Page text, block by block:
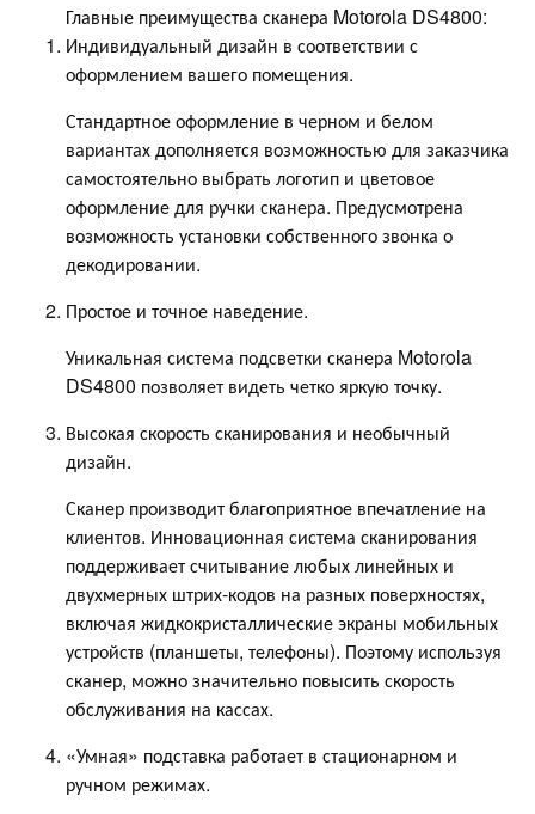
Главные преимущества сканера Motorola DS4800:
Индивидуальный дизайн в соответствии с
оформлением вашего помещения.
Стандартное оформление в черном и белом
вариантах дополняется возможностью для заказчика
самостоятельно выбрать логотип и цветовое
оформление для ручки сканера. Предусмотрена
возможность установки собственного звонка о
декодировании.
Простое и точное наведение.
Уникальная система подсветки сканера Motorola
DS4800 позволяет видеть четко яркую точку.
Высокая скорость сканирования и необычный
дизайн.
Сканер производит благоприятное впечатление на
клиентов. Инновационная система сканирования
поддерживает считывание любых линейных и
двухмерных штрих-кодов на разных поверхностях,
включая жидкокристаллические экраны мобильных
устройств (планшеты, телефоны). Поэтому используя
сканер, можно значительно повысить скорость
обслуживания на кассах.
«Умная» подставка работает в стационарном и
ручном режимах.